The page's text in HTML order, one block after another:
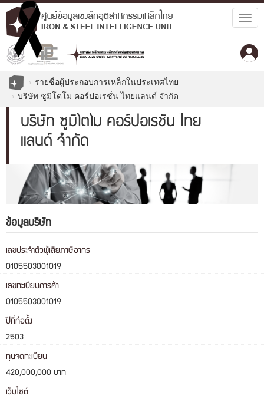
รายชื่อผู้ประกอบการเหล็กในประเทศไทย
บริษัท ซูมิโตโม คอร์ปอเรชั่น ไทยแลนด์ จำกัด
บริษัท ซูมิโตโม คอร์ปอเรชั่น ไทย
แลนด์ จำกัด
ข้อมูลบริษัท
เลขประจำตัวผู้เสียภาษีอากร
0105503001019
เลขทะเบียนการค้า
0105503001019
ปีที่ก่อตั้ง
2503
ทุนจดทะเบียน
420,000,000 บาท
เว็บไซต์